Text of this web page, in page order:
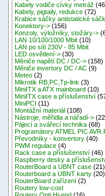
Kabely vodiče cívky metráž
Kabely, pigtaily, redukce (72)
Krabice sáčky antistatické
Konektory-> (156)
Konzoly, výložníky, stožáry->
LAN 10/100/1000 Mbit (10)
LAN po síti 230V - 85 Mbit
LED osvětlení-> (30)
Měniče napětí DC / DC-> (158)
Měniče invertory DC / AC (9)
Meteo (2)
Mikrotik RB,PC,Tp-link (3)
MiniITX a ATX mainboard (10)
MiniITX case a příslušenství
MiniPCI (11)
Montážní materiál (108)
Nástroje, měřidla a nářadí->
Pájecí a svářecí technika (68)
Programátory ATMEL PIC AVR
Převodníky - konvertory (40)
PWM regulace (4)
Rack case a příslušenství (46)
Raspberry desky a
RouterBoard a UBNT case (21)
Routerboard a UBNT karty (20)
RouterBoard zařízení (2)
Routery low-cost